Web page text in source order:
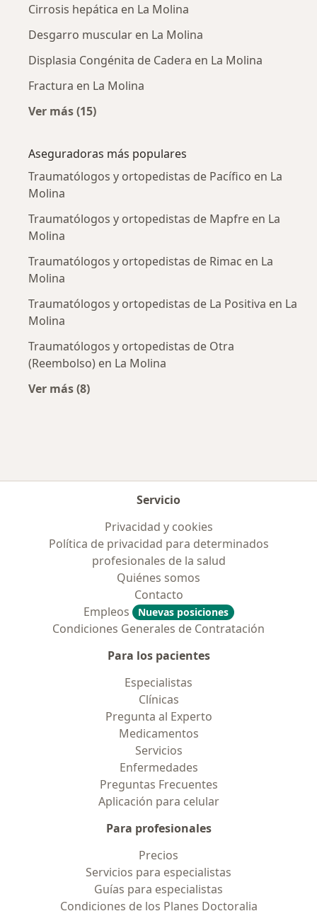
Cirrosis hepática en La Molina
Desgarro muscular en La Molina
Displasia Congénita de Cadera en La Molina
Fractura en La Molina
Ver más (15)
Aseguradoras más populares
Traumatólogos y ortopedistas de Pacífico en La
Molina
Traumatólogos y ortopedistas de Mapfre en La
Molina
Traumatólogos y ortopedistas de Rimac en La
Molina
Traumatólogos y ortopedistas de La Positiva en La
Molina
Traumatólogos y ortopedistas de Otra
(Reembolso) en La Molina
Ver más (8)
Servicio
Privacidad y cookies
Política de privacidad para determinados
profesionales de la salud
Quiénes somos
Contacto
Empleos
Nuevas posiciones
Condiciones Generales de Contratación
Para los pacientes
Especialistas
Clínicas
Pregunta al Experto
Medicamentos
Servicios
Enfermedades
Preguntas Frecuentes
Aplicación para celular
Para profesionales
Precios
Servicios para especialistas
Guías para especialistas
Condiciones de los Planes Doctoralia